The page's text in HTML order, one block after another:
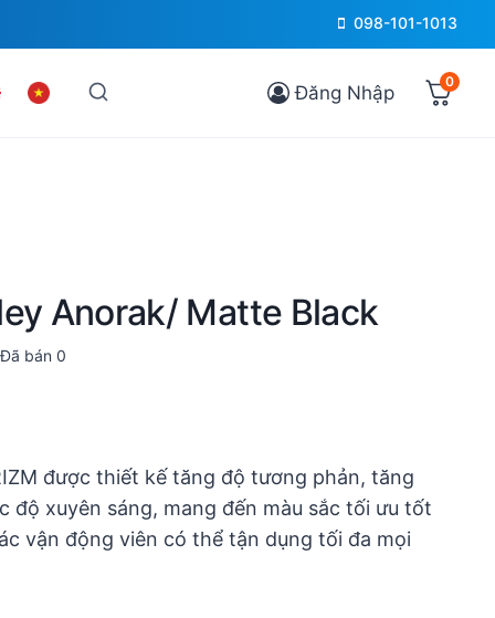
098-101-1013
Đăng Nhập 0
Anorak/ Matte Black
Đã bán 0
được thiết kế tăng độ tương phản, tăng
độ xuyên sáng, mang đến màu sắc tối ưu tốt
vận động viên có thể tận dụng tối đa mọi